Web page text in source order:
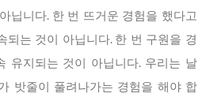
닙니다. 한 번 뜨거운 경험을 했다고
되는 것이 아닙니다. 한 번 구원을 경
유지되는 것이 아닙니다. 우리는 날
밧줄이 풀려나가는 경험을 해야 합